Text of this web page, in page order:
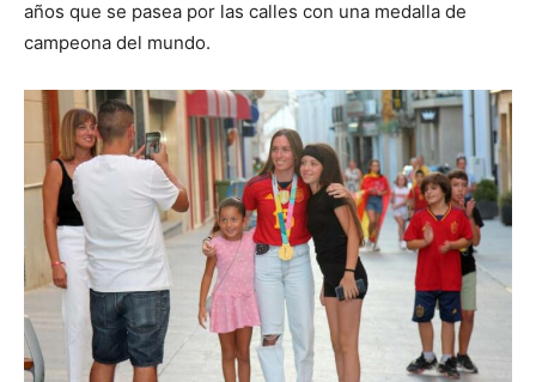
años que se pasea por las calles con una medalla de
campeona del mundo.